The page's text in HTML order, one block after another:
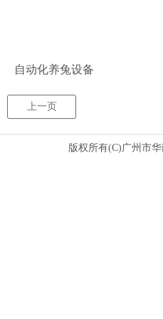
自动化养兔设备
上一页
版权所有(C)广州市